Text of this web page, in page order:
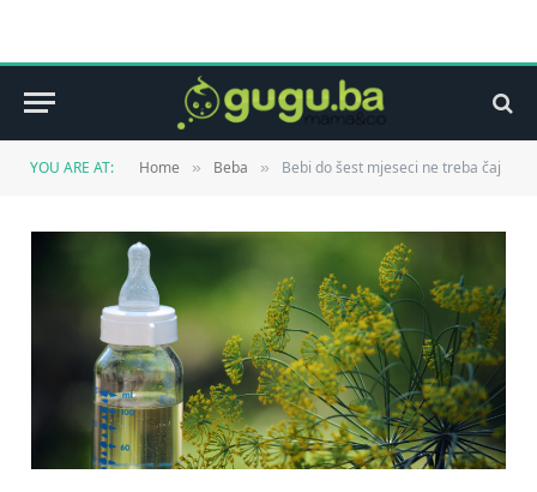
YOU ARE AT: Home » Beba » Bebi do šest mjeseci ne treba čaj